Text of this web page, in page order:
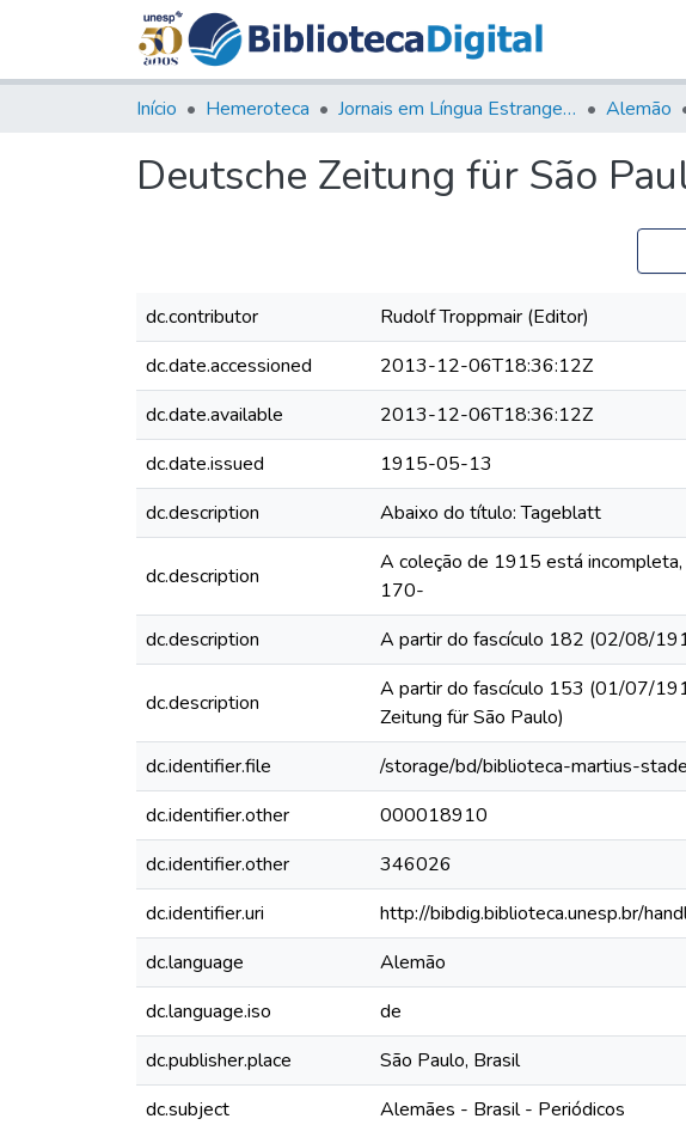
Início Hemeroteca Jornais em Língua Estrangeira Alemão
Deutsche Zeitung für São
dc.contributor Rudolf Troppmair (Editor)
dc.date.accessioned
2013-12-06T18:36:12Z
dc.date.available
2013-12-06T18:36:12Z
dc.date.issued
1915-05-13
dc.description
Abaixo do título: Tageblatt
dc.description
A coleção de 1915 está
170-
dc.description A partir do fascículo 182 (02/08/
dc.description
A partir do fascículo 153 (01/07/
Zeitung für São Paulo)
dc.identifier.file
/storage/bd/biblioteca-martius-
dc.identifier.other
000018910
dc.identifier.other
346026
dc.identifier.uri
http://bibdig.biblioteca.unesp.br/
dc.language
Alemão
dc.language.iso
de
dc.publisher.place
São Paulo, Brasil
dc.subject
Alemães - Brasil - Periódicos